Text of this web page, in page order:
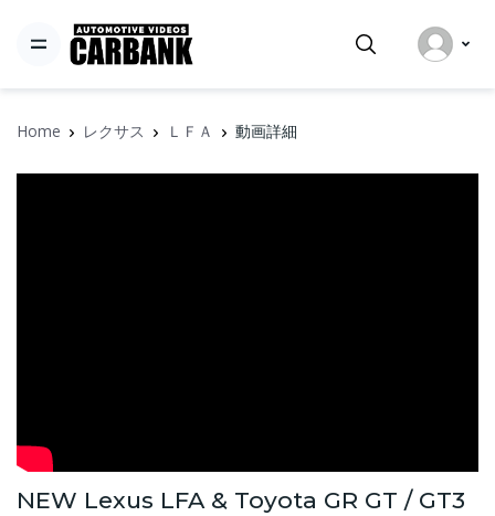
Home レクサス ＬＦＡ 動画詳細
NEW Lexus LFA & Toyota GR GT / GT3